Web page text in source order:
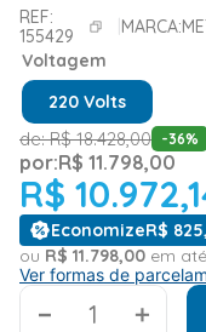
REF:
155429
MARCA:
Voltagem
220 Volts
de:R$ 18.428,00 -36%
por:R$ 11.798,00
R$ 10.972,
EconomizeR$ 825,
ou R$ 11.798,00 em até
Ver formas de
＋